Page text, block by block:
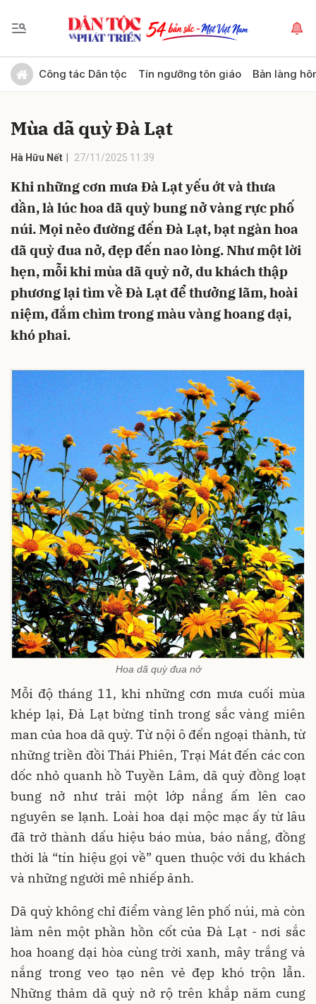
Công tác Dân tộc Tín ngưỡng tôn giáo Bản làng
Mùa dã quỳ Đà Lạt
Hà Hữu Nết 27/11/2025 11:39
Khi những cơn mưa Đà Lạt yếu ớt và thưa
dần, là lúc hoa dã quỳ bung nở vàng rực phố
núi. Mọi nẻo đường đến Đà Lạt, bạt ngàn hoa
dã quỳ đua nở, đẹp đến nao lòng. Như một lời
hẹn, mỗi khi mùa dã quỳ nở, du khách thập
phương lại tìm về Đà Lạt để thưởng lãm, hoài
niệm, đắm chìm trong màu vàng hoang dại,
khó phai.
Hoa dã quỳ đua nở
Mỗi độ tháng 11, khi những cơn mưa cuối mùa
khép lại, Đà Lạt bừng tỉnh trong sắc vàng miên
man của hoa dã quỳ. Từ nội ô đến ngoại thành, từ
những triền đồi Thái Phiên, Trại Mát đến các con
dốc nhỏ quanh hồ Tuyền Lâm, dã quỳ đồng loạt
bung nở như trải một lớp nắng ấm lên cao
nguyên se lạnh. Loài hoa dại mộc mạc ấy từ lâu
đã trở thành dấu hiệu báo mùa, báo nắng, đồng
thời là “tín hiệu gọi về” quen thuộc với du khách
và những người mê nhiếp ảnh.
Dã quỳ không chỉ điểm vàng lên phố núi, mà còn
làm nên một phần hồn cốt của Đà Lạt - nơi sắc
hoa hoang dại hòa cùng trời xanh, mây trắng và
nắng trong veo tạo nên vẻ đẹp khó trộn lẫn.
Những thảm dã quỳ nở rộ trên khắp năm cung
Gửi bình luận
Hủy Gửi